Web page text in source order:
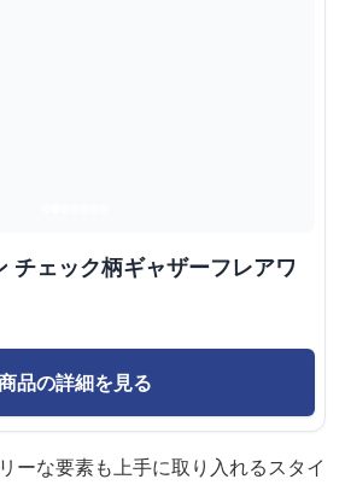
チェック柄ギャザーフレアワ
品の詳細を見る
ーな要素も上手に取り入れるスタイ